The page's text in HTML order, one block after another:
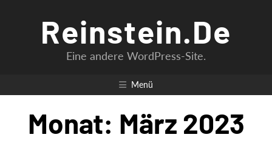
Reinstein.de
Eine andere WordPress-Site.
Menü
Monat: März 2023